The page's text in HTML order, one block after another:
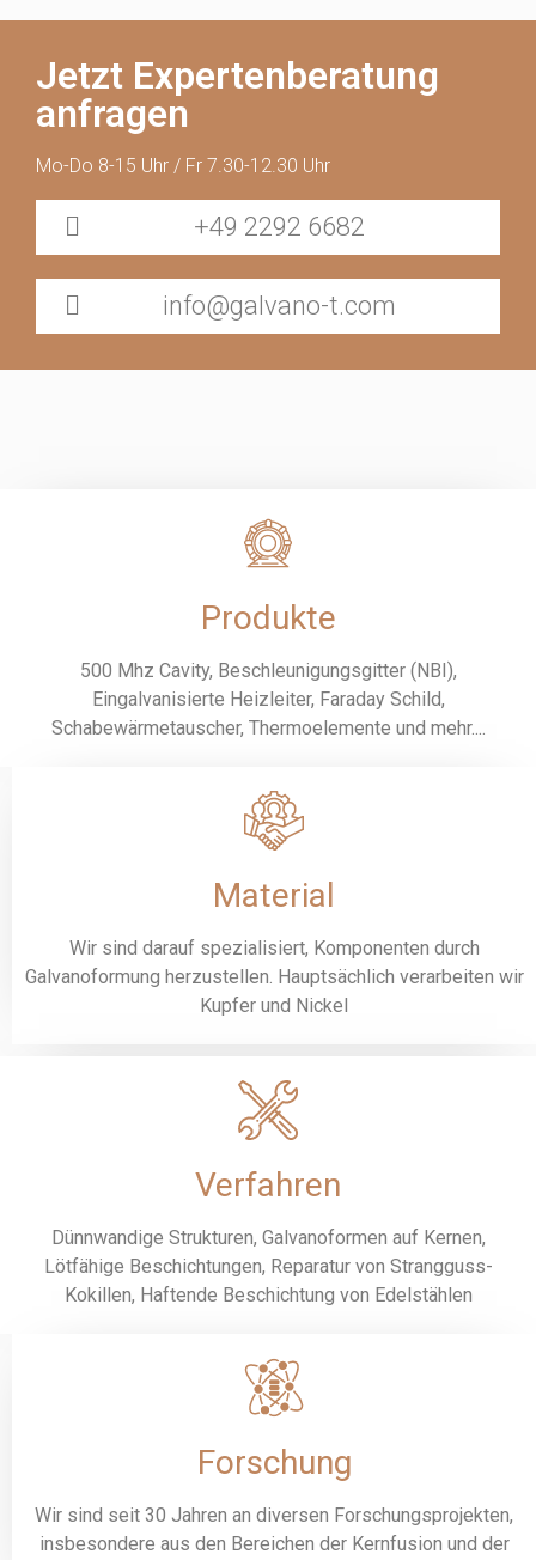
Jetzt Expertenberatung
anfragen
Mo-Do 8-15 Uhr / Fr 7.30-12.30 Uhr
+49 2292 6682
info@galvano-t.com
Produkte
500 Mhz Cavity, Beschleunigungsgitter (NBI),
Eingalvanisierte Heizleiter, Faraday Schild,
Schabewärmetauscher, Thermoelemente und mehr....
Material
Wir sind darauf spezialisiert, Komponenten durch
Galvanoformung herzustellen. Hauptsächlich verarbeiten wir
Kupfer und Nickel
Verfahren
Dünnwandige Strukturen, Galvanoformen auf Kernen,
Lötfähige Beschichtungen, Reparatur von Strangguss-
Kokillen, Haftende Beschichtung von Edelstählen
Forschung
Wir sind seit 30 Jahren an diversen Forschungsprojekten,
insbesondere aus den Bereichen der Kernfusion und der